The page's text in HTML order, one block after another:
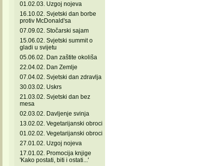
01.02.03. Uzgoj nojeva
16.10.02. Svjetski dan borbe
protiv McDonald'sa
07.09.02. Stočarski sajam
15.06.02. Svjetski summit o
gladi u svijetu
05.06.02. Dan zaštite okoliša
22.04.02. Dan Zemlje
07.04.02. Svjetski dan zdravlja
30.03.02. Uskrs
21.03.02. Svjetski dan bez
mesa
02.03.02. Davljenje svinja
13.02.02. Vegetarijanski obroci
01.02.02. Vegetarijanski obroci
27.01.02. Uzgoj nojeva
17.01.02. Promocija knjige
'Kako postati, biti i ostati...'